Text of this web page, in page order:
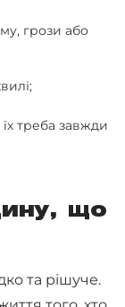
грози або
треба завжди
що
та рішуче.